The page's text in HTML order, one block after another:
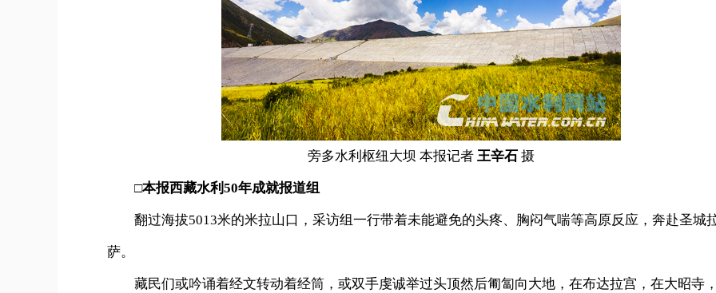
旁多水利枢纽大坝 本报记者 王辛石 摄
□本报西藏水利50年成就报道组
翻过海拔5013米的米拉山口，采访组一行带着未能避免的头疼、胸闷气喘等高原反应，奔赴圣城
萨。
藏民们或吟诵着经文转动着经筒，或双手虔诚举过头顶然后匍匐向大地，在布达拉宫，在大昭寺